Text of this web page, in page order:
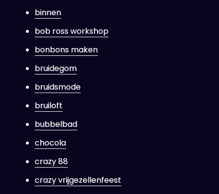
binnen
bob ross workshop
bonbons maken
bruidegom
bruidsmode
bruiloft
bubbelbad
chocola
crazy 88
crazy vrijgezellenfeest